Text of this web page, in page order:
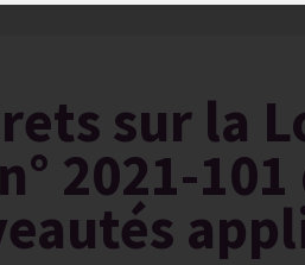
sur la
2021-101